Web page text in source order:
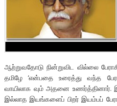
ஆற்றுவதோடு நின்றுவிட வில்லை
தமிழே ‘என்பதை உரைத்து வந்த
வாயிலாக வும் அதனை உணர்த்தினார்.
இல்லாத இயங்களைப் பிறர் இயம்பப்